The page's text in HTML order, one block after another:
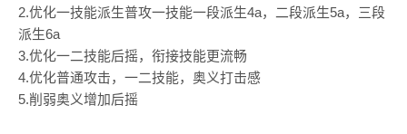
2.优化一技能派生普攻一技能一段派生4a，二段派生5a，三段
派生6a
3.优化一二技能后摇，衔接技能更流畅
4.优化普通攻击，一二技能，奥义打击感
5.削弱奥义增加后摇